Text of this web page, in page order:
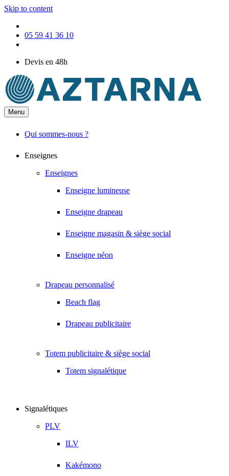
Skip to content
05 59 41 36 10
Devis en 48h
Menu
Qui sommes-nous ?
Enseignes
Enseignes
Enseigne lumineuse
Enseigne drapeau
Enseigne magasin & siège social
Enseigne néon
Drapeau personnalisé
Beach flag
Drapeau publicitaire
Totem publicitaire & siège social
Totem signalétique
Signalétiques
PLV
ILV
Kakémono